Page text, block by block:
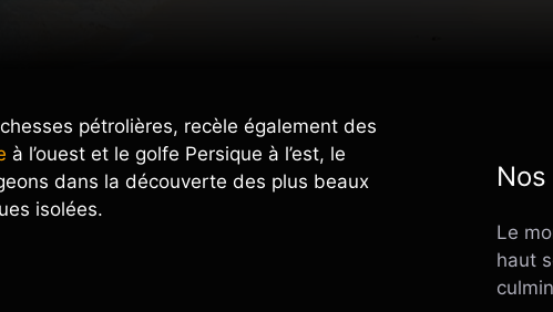
pétrolières, recèle également des
à l’ouest et le golfe Persique à l’est, le
dans la découverte des plus beaux
isolées.
Le
haut